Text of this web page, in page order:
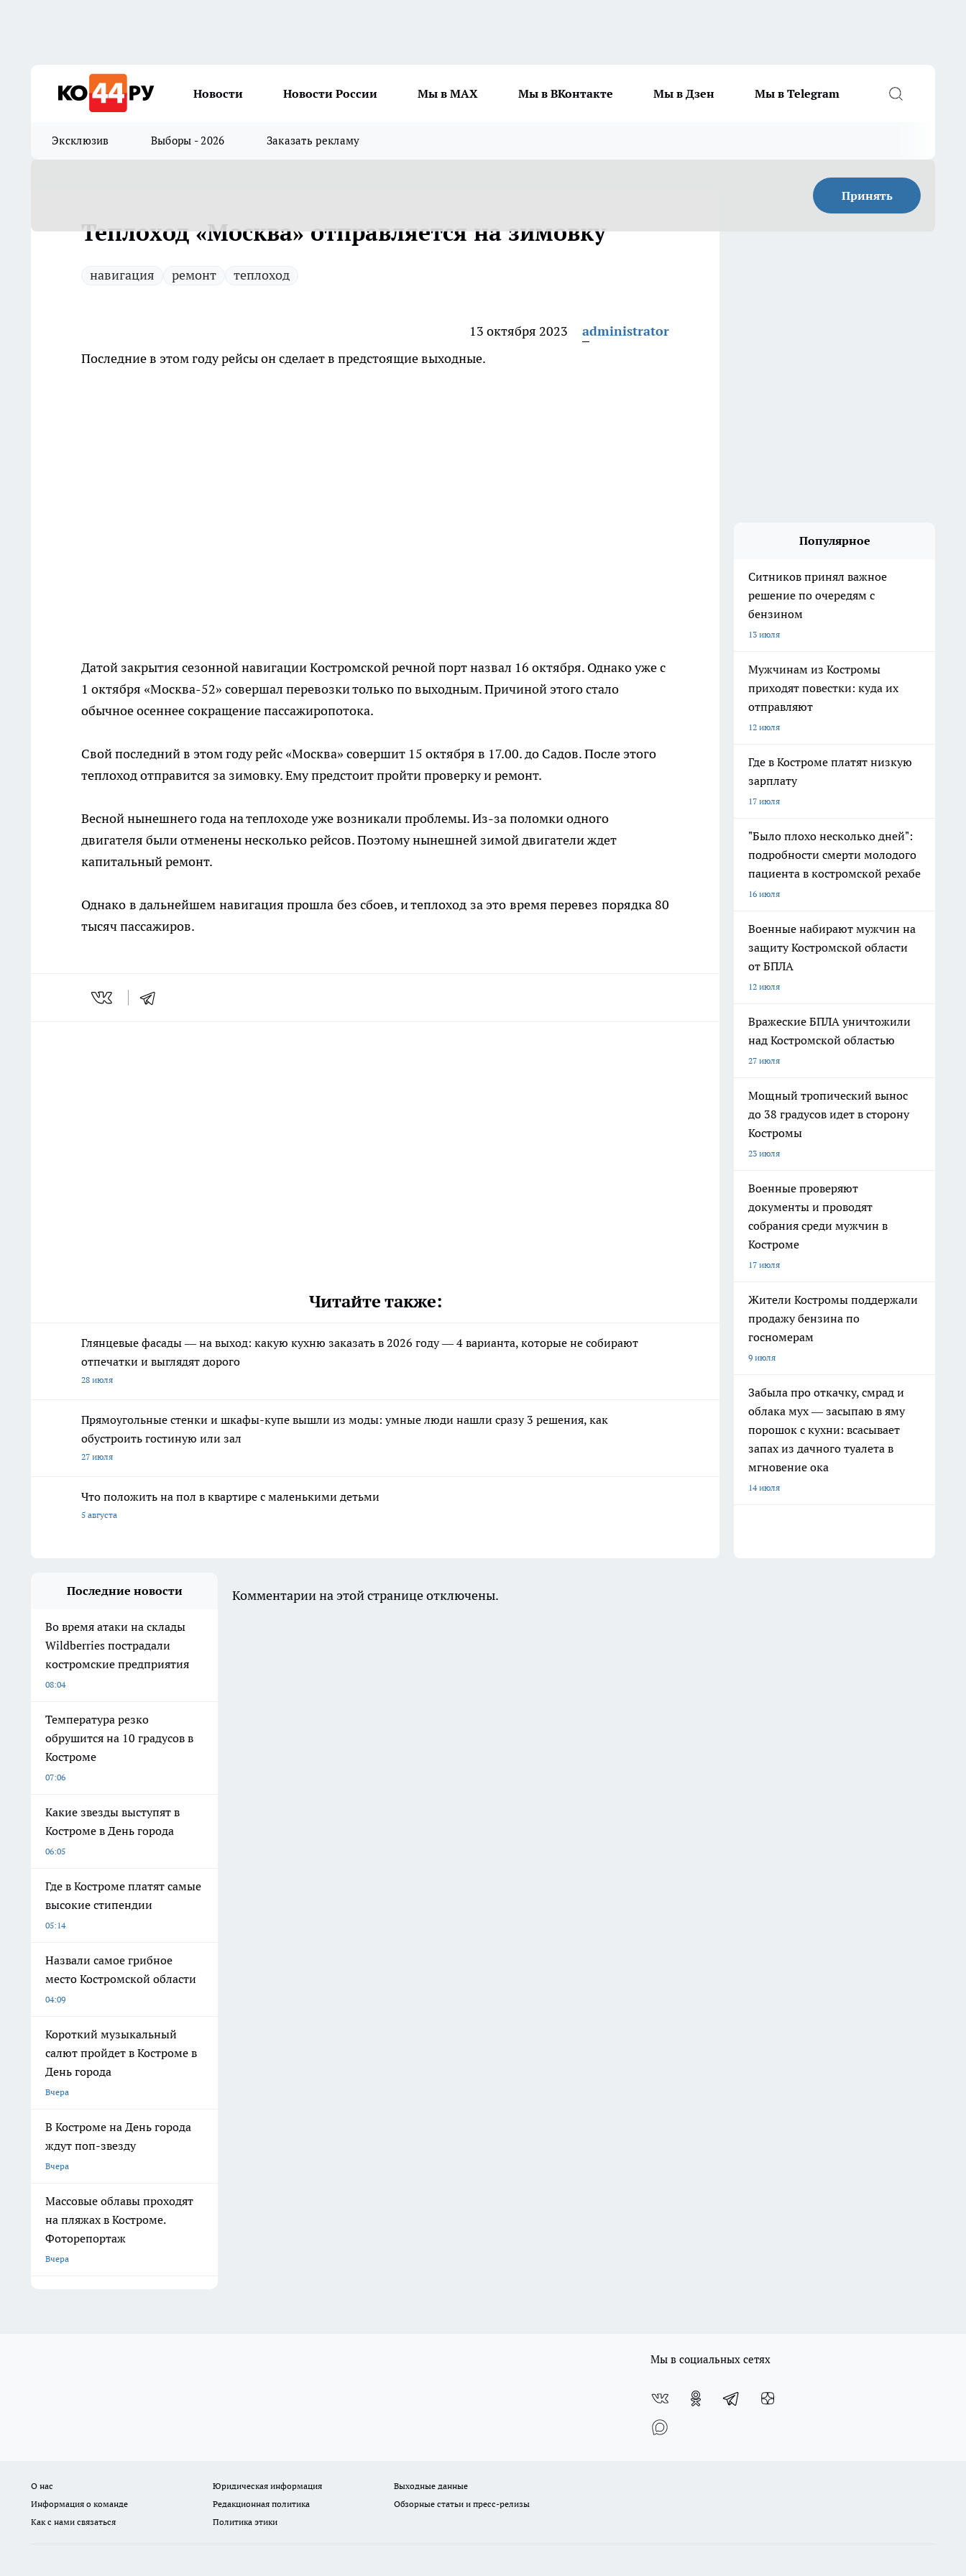
Новости Новости России Мы в MAX Мы в ВКонтакте Мы в Дзен Мы в Telegram
Эксклюзив Выборы - 2026 Заказать рекламу
Принять
Теплоход «Москва» отправляется на зимовку
навигация ремонт теплоход
13 октября 2023
administrator
Последние в этом году рейсы он сделает в предстоящие выходные.
Датой закрытия сезонной навигации Костромской речной порт назвал 16 октября. Однако уже с
1 октября «Москва-52» совершал перевозки только по выходным. Причиной этого стало
обычное осеннее сокращение пассажиропотока.
Свой последний в этом году рейс «Москва» совершит 15 октября в 17.00. до Садов. После этого
теплоход отправится за зимовку. Ему предстоит пройти проверку и ремонт.
Весной нынешнего года на теплоходе уже возникали проблемы. Из-за поломки одного
двигателя были отменены несколько рейсов. Поэтому нынешней зимой двигатели ждет
капитальный ремонт.
Однако в дальнейшем навигация прошла без сбоев, и теплоход за это время перевез порядка 80
тысяч пассажиров.
Читайте также:
Глянцевые фасады — на выход: какую кухню заказать в 2026 году — 4 варианта, которые не собирают
отпечатки и выглядят дорого
28 июля
Прямоугольные стенки и шкафы-купе вышли из моды: умные люди нашли сразу 3 решения, как
обустроить гостиную или зал
27 июля
Что положить на пол в квартире с маленькими детьми
5 августа
Популярное
Ситников принял важное
решение по очередям с
бензином
13 июля
Мужчинам из Костромы
приходят повестки: куда их
отправляют
12 июля
Где в Костроме платят низкую
зарплату
17 июля
"Было плохо несколько дней":
подробности смерти молодого
пациента в костромской рехабе
16 июля
Военные набирают мужчин на
защиту Костромской области
от БПЛА
12 июля
Вражеские БПЛА уничтожили
над Костромской областью
27 июля
Мощный тропический вынос
до 38 градусов идет в сторону
Костромы
23 июля
Военные проверяют
документы и проводят
собрания среди мужчин в
Костроме
17 июля
Жители Костромы поддержали
продажу бензина по
госномерам
9 июля
Забыла про откачку, смрад и
облака мух — засыпаю в яму
порошок с кухни: всасывает
запах из дачного туалета в
мгновение ока
14 июля
Последние новости
Во время атаки на склады
Wildberries пострадали
костромские предприятия
08:04
Температура резко
обрушится на 10 градусов в
Костроме
07:06
Какие звезды выступят в
Костроме в День города
06:05
Где в Костроме платят самые
высокие стипендии
05:14
Назвали самое грибное
место Костромской области
04:09
Короткий музыкальный
салют пройдет в Костроме в
День города
Вчера
В Костроме на День города
ждут поп-звезду
Вчера
Массовые облавы проходят
на пляжах в Костроме.
Фоторепортаж
Вчера
Комментарии на этой странице отключены.
Мы в социальных сетях
О нас Юридическая информация
Выходные данные
Информация о команде
Редакционная политика
Обзорные статьи и пресс-релизы
Как с нами связаться
Политика этики